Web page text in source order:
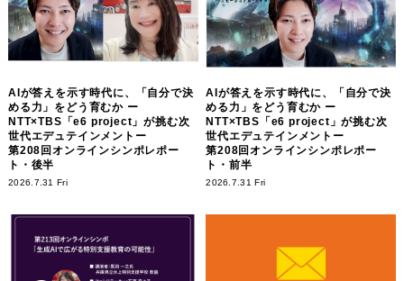
AIが答えを示す時代に、「自分で決
める力」をどう育むか ー
NTT×TBS「e6 project」が挑む次
世代エデュテインメントー
第208回オンラインシンポレポー
ト・後半
2026.7.31 Fri
AIが答えを示す時代に、「自分で決
める力」をどう育むか ー
NTT×TBS「e6 project」が挑む次
世代エデュテインメントー
第208回オンラインシンポレポー
ト・前半
2026.7.31 Fri